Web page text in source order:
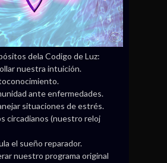
dela Codigo de Luz:
nuestra intuición.
ante enfermedades.
situaciones de estrés.
circadianos (nuestro reloj
el sueño reparador.
nuestro programa original